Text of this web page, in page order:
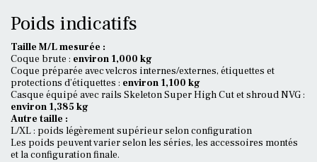
Poids indicatifs
Taille M/L mesurée :
Coque brute : environ 1,000 kg
Coque préparée avec velcros internes/externes, étiquettes et
protections d’étiquettes : environ 1,100 kg
Casque équipé avec rails Skeleton Super High Cut et shroud NVG :
environ 1,385 kg
Autre taille :
L/XL : poids légèrement supérieur selon configuration
Les poids peuvent varier selon les séries, les accessoires montés
et la configuration finale.